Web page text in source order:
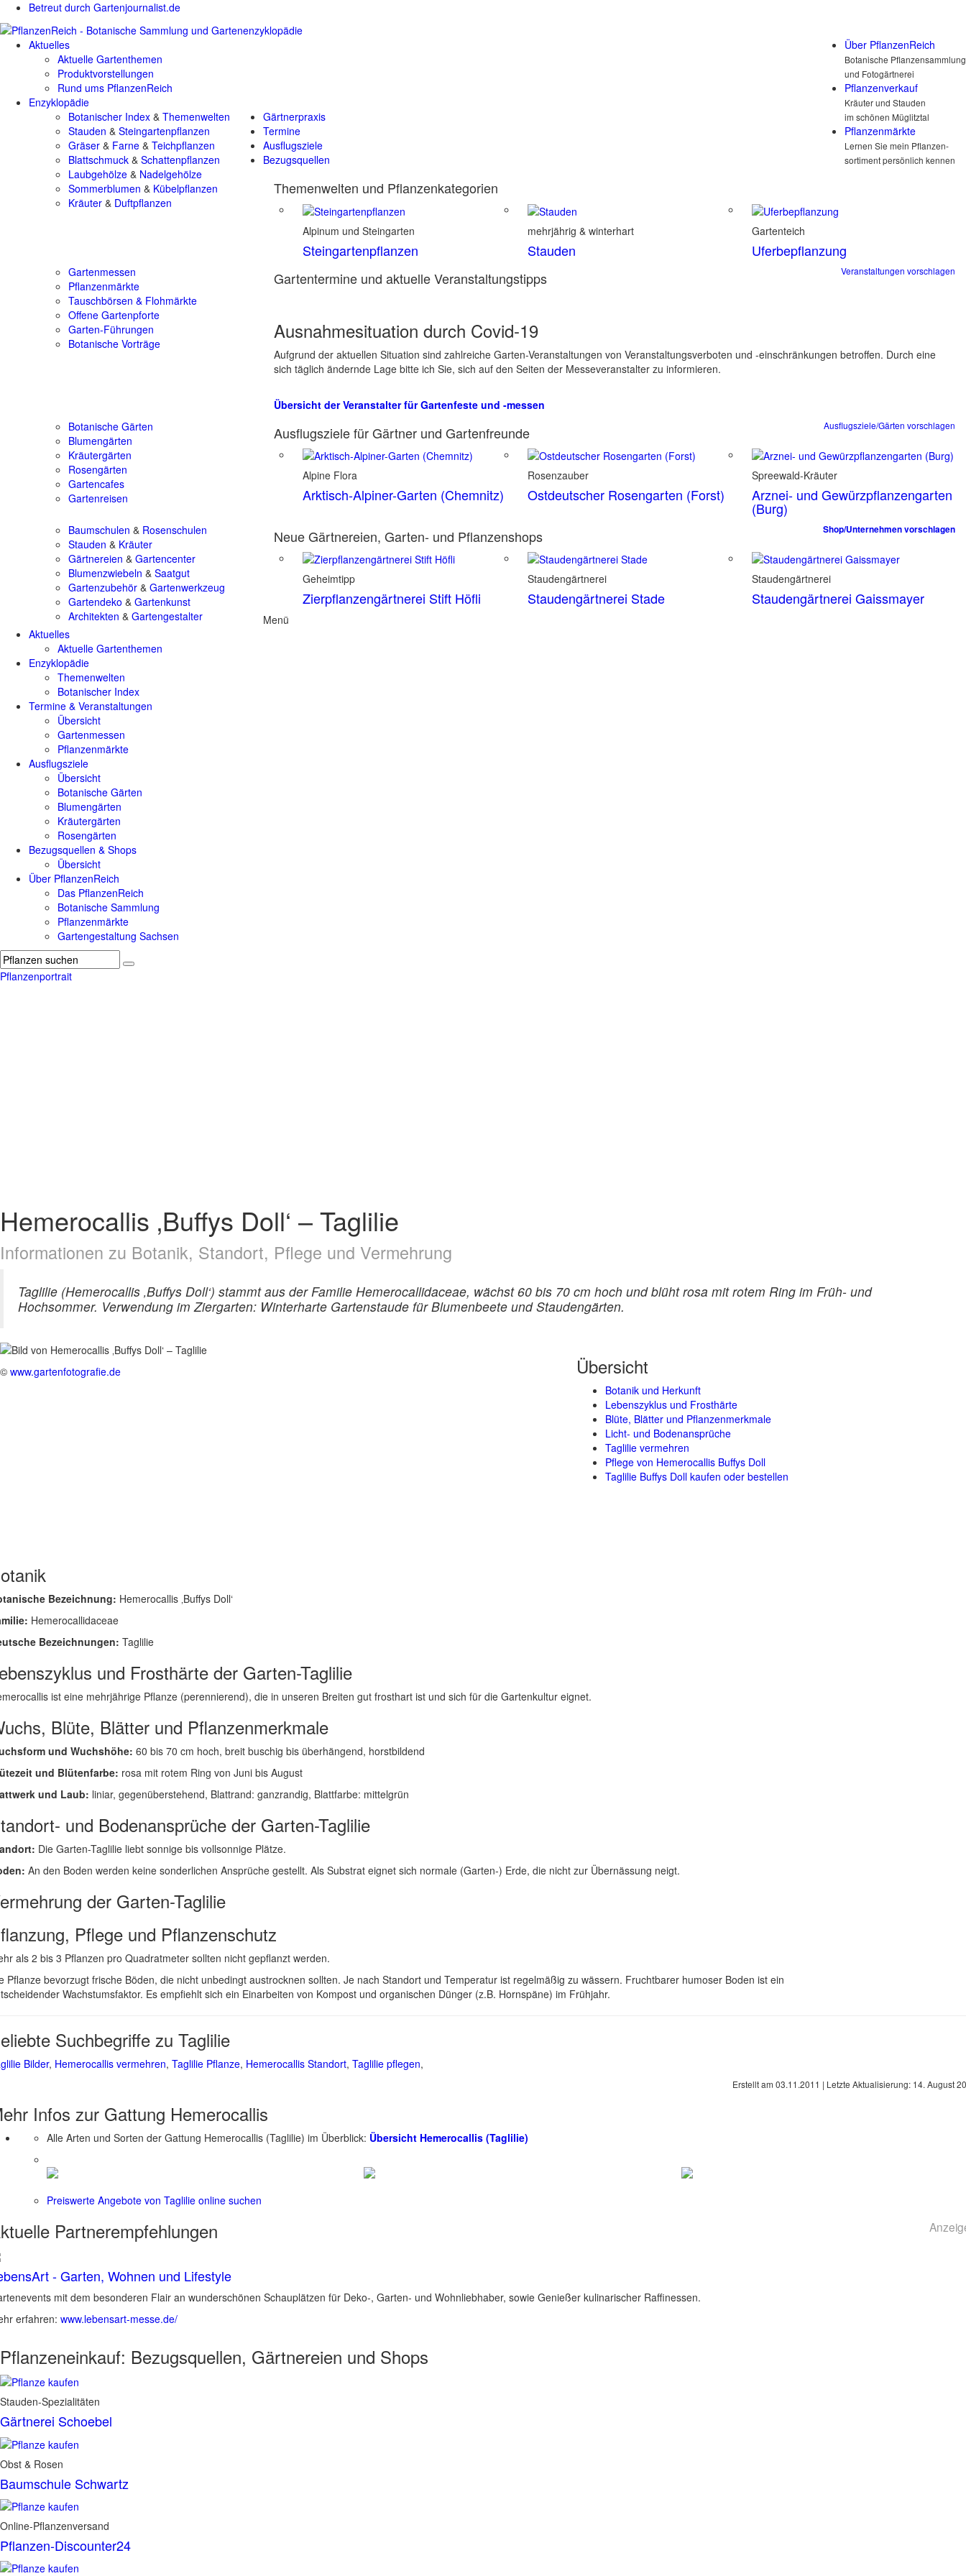
Betreut durch Gartenjournalist.de
Über PflanzenReich
Botanische Pflanzensammlung
und Fotogärtnerei
Pflanzenverkauf
Kräuter und Stauden
im schönen Müglitztal
Pflanzenmärkte
Lernen Sie mein Pflanzen-
sortiment persönlich kennen
Aktuelles
Aktuelle Gartenthemen
Produktvorstellungen
Rund ums PflanzenReich
Enzyklopädie
Botanischer Index & Themenwelten
Stauden & Steingartenpflanzen
Gräser & Farne & Teichpflanzen
Blattschmuck & Schattenpflanzen
Laubgehölze & Nadelgehölze
Sommerblumen & Kübelpflanzen
Kräuter & Duftpflanzen
Themenwelten und Pflanzenkategorien
Alpinum und Steingarten
Steingartenpflanzen
mehrjährig & winterhart
Stauden
Gartenteich
Uferbepflanzung
Gärtnerpraxis
Termine
Gartenmessen
Pflanzenmärkte
Tauschbörsen & Flohmärkte
Offene Gartenpforte
Garten-Führungen
Botanische Vorträge
Veranstaltungen vorschlagen
Gartentermine und aktuelle Veranstaltungstipps
Ausnahmesituation durch Covid-19
Aufgrund der aktuellen Situation sind zahlreiche Garten-Veranstaltungen von Veranstaltungsverboten und -einschränkungen betroffen. Durch eine
sich täglich ändernde Lage bitte ich Sie, sich auf den Seiten der Messeveranstalter zu informieren.
Übersicht der Veranstalter für Gartenfeste und -messen
Ausflugsziele
Botanische Gärten
Blumengärten
Kräutergärten
Rosengärten
Gartencafes
Gartenreisen
Ausflugsziele/Gärten vorschlagen
Ausflugsziele für Gärtner und Gartenfreunde
Alpine Flora
Arktisch-Alpiner-Garten (Chemnitz)
Rosenzauber
Ostdeutscher Rosengarten (Forst)
Spreewald-Kräuter
Arznei- und Gewürzpflanzengarten
(Burg)
Bezugsquellen
Baumschulen & Rosenschulen
Stauden & Kräuter
Gärtnereien & Gartencenter
Blumenzwiebeln & Saatgut
Gartenzubehör & Gartenwerkzeug
Gartendeko & Gartenkunst
Architekten & Gartengestalter
Shop/Unternehmen vorschlagen
Neue Gärtnereien, Garten- und Pflanzenshops
Geheimtipp
Zierpflanzengärtnerei Stift Höfli
Staudengärtnerei
Staudengärtnerei Stade
Staudengärtnerei
Staudengärtnerei Gaissmayer
Menü
Aktuelles
Aktuelle Gartenthemen
Enzyklopädie
Themenwelten
Botanischer Index
Termine & Veranstaltungen
Übersicht
Gartenmessen
Pflanzenmärkte
Ausflugsziele
Übersicht
Botanische Gärten
Blumengärten
Kräutergärten
Rosengärten
Bezugsquellen & Shops
Übersicht
Über PflanzenReich
Das PflanzenReich
Botanische Sammlung
Pflanzenmärkte
Gartengestaltung Sachsen
Pflanzenportrait
Hemerocallis ‚Buffys Doll‘ – Taglilie
Informationen zu Botanik, Standort, Pflege und Vermehrung
Taglilie (Hemerocallis ‚Buffys Doll‘) stammt aus der Familie Hemerocallidaceae, wächst 60 bis 70 cm hoch und blüht rosa mit rotem Ring im Früh- und
Hochsommer. Verwendung im Ziergarten: Winterharte Gartenstaude für Blumenbeete und Staudengärten.
© www.gartenfotografie.de Übersicht
Botanik und Herkunft
Lebenszyklus und Frosthärte
Blüte, Blätter und Pflanzenmerkmale
Licht- und Bodenansprüche
Taglilie vermehren
Pflege von Hemerocallis Buffys Doll
Taglilie Buffys Doll kaufen oder bestellen
Bezeichnung: Hemerocallis ‚Buffys Doll‘
Hemerocallidaceae
Bezeichnungen: Taglilie
und Frosthärte der Garten-Taglilie
ist eine mehrjährige Pflanze (perennierend), die in unseren Breiten gut frosthart ist und sich für die Gartenkultur eignet.
Blüte, Blätter und Pflanzenmerkmale
und Wuchshöhe: 60 bis 70 cm hoch, breit buschig bis überhängend, horstbildend
und Blütenfarbe: rosa mit rotem Ring von Juni bis August
und Laub: liniar, gegenüberstehend, Blattrand: ganzrandig, Blattfarbe: mittelgrün
und Bodenansprüche der Garten-Taglilie
Die Garten-Taglilie liebt sonnige bis vollsonnige Plätze.
An den Boden werden keine sonderlichen Ansprüche gestellt. Als Substrat eignet sich normale (Garten-) Erde, die nicht zur Übernässung neigt.
der Garten-Taglilie
Pflege und Pflanzenschutz
als 2 bis 3 Pflanzen pro Quadratmeter sollten nicht gepflanzt werden.
Pflanze bevorzugt frische Böden, die nicht unbedingt austrocknen sollten. Je nach Standort und Temperatur ist regelmäßig zu wässern. Fruchtbarer humoser Boden ist ein
Wachstumsfaktor. Es empfiehlt sich ein Einarbeiten von Kompost und organischen Dünger (z.B. Hornspäne) im Frühjahr.
Suchbegriffe zu Taglilie
Bilder, Hemerocallis vermehren, Taglilie Pflanze, Hemerocallis Standort, Taglilie pflegen,
Erstellt am 03.11.2011 | Letzte Aktualisierung: 14. August
Infos zur Gattung Hemerocallis
Alle Arten und Sorten der Gattung Hemerocallis (Taglilie) im Überblick: Übersicht Hemerocallis (Taglilie)
Preiswerte Angebote von Taglilie online suchen
Partnerempfehlungen
- Garten, Wohnen und Lifestyle
mit dem besonderen Flair an wunderschönen Schauplätzen für Deko-, Garten- und Wohnliebhaber, sowie Genießer kulinarischer Raffinessen.
erfahren: www.lebensart-messe.de/
Pflanzeneinkauf: Bezugsquellen, Gärtnereien und Shops
Stauden-Spezialitäten
Gärtnerei Schoebel
Obst & Rosen
Baumschule Schwartz
Online-Pflanzenversand
Pflanzen-Discounter24